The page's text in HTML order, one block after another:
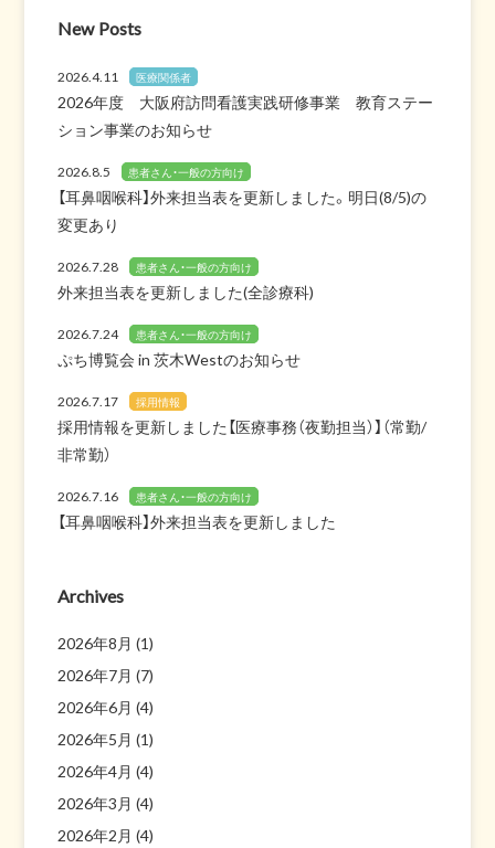
New Posts
2026.4.11 医療関係者
2026年度 大阪府訪問看護実践研修事業 教育ステー
ション事業のお知らせ
2026.8.5 患者さん・一般の方向け
【耳鼻咽喉科】外来担当表を更新しました。明日(8/5)の
変更あり
2026.7.28 患者さん・一般の方向け
外来担当表を更新しました(全診療科)
2026.7.24 患者さん・一般の方向け
ぷち博覧会 in 茨木Westのお知らせ
2026.7.17 採用情報
採用情報を更新しました【医療事務（夜勤担当）】（常勤/
非常勤）
2026.7.16 患者さん・一般の方向け
【耳鼻咽喉科】外来担当表を更新しました
Archives
2026年8月 (1)
2026年7月 (7)
2026年6月 (4)
2026年5月 (1)
2026年4月 (4)
2026年3月 (4)
2026年2月 (4)